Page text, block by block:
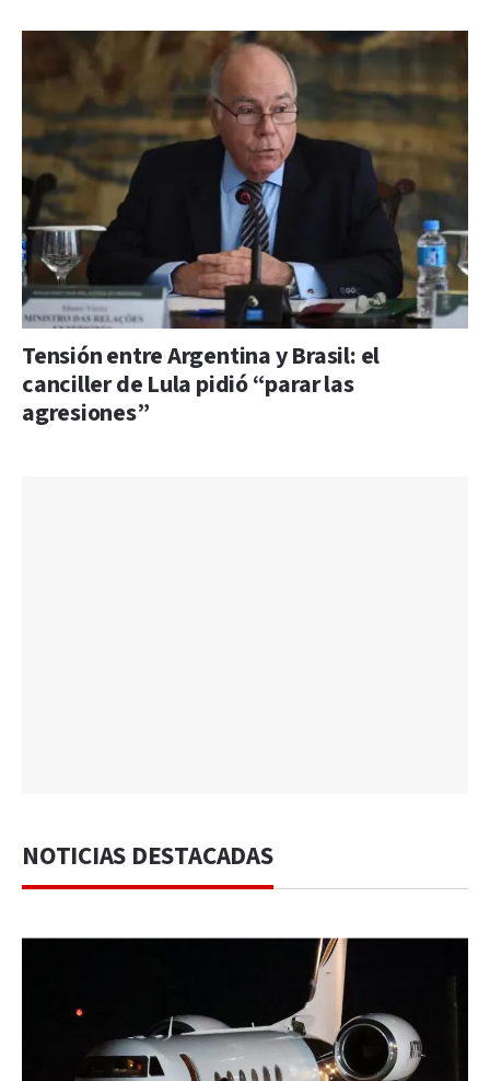
Tensión entre Argentina y Brasil: el
canciller de Lula pidió “parar las
agresiones”
NOTICIAS DESTACADAS